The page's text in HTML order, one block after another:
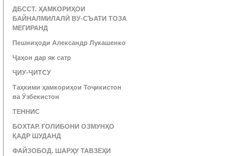
ДБССТ. ҲАМКОРИҲОИ
БАЙНАЛМИЛАЛӢ ВУ-СЪАТИ ТОЗА
МЕГИРАНД
Пешниҳоди Александр Лукашенко
Ҷаҳон дар як сатр
ҶИУ-ҶИТСУ
Таҳкими ҳамкориҳои Тоҷикистон
ва Ӯзбекистон
ТЕННИС
БОХТАР. ҒОЛИБОНИ ОЗМУНҲО
ҚАДР ШУДАНД
ФАЙЗОБОД. ШАРҲУ ТАВЗЕҲИ